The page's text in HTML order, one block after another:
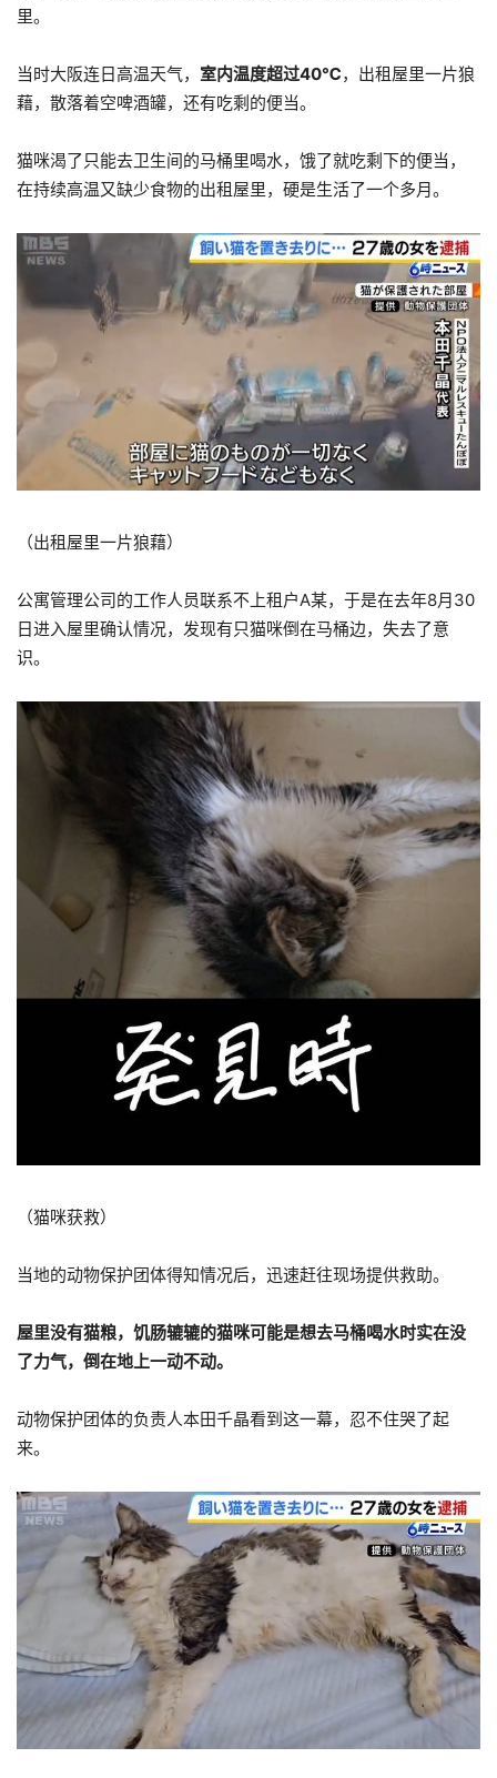
里。
当时大阪连日高温天气， 室内温度超过40℃，出租屋里一片狼
藉，散落着空啤酒罐，还有吃剩的便当。
猫咪渴了只能去卫生间的马桶里喝水，饿了就吃剩下的便当，
在持续高温又缺少食物的出租屋里，硬是生活了一个多月。
（出租屋里一片狼藉）
公寓管理公司的工作人员联系不上租户A某，于是在去年8月30
日进入屋里确认情况，发现有只猫咪倒在马桶边，失去了意
识。
（猫咪获救）
当地的动物保护团体得知情况后，迅速赶往现场提供救助。
屋里没有猫粮，饥肠辘辘的猫咪可能是想去马桶喝水时实在没
了力气，倒在地上一动不动。
动物保护团体的负责人本田千晶看到这一幕，忍不住哭了起
来。